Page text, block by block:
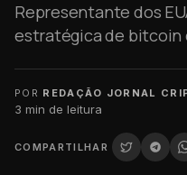
Representante dos
estratégica de bitcoin
POR REDAÇÃO JORNAL
3 min de leitura
COMPARTILHAR